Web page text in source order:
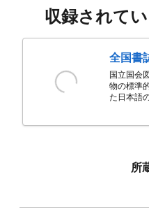
収録されて
全国書
国立国会
物の標準
た日本語
所